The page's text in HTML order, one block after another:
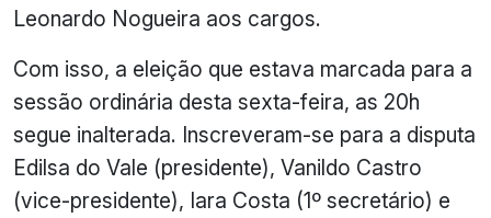
Leonardo Nogueira aos cargos.
Com isso, a eleição que estava marcada para a
sessão ordinária desta sexta-feira, as 20h
segue inalterada. Inscreveram-se para a disputa
Edilsa do Vale (presidente), Vanildo Castro
(vice-presidente), Iara Costa (1º secretário) e